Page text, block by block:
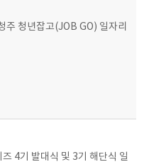
청년잡고(JOB GO) 일자리
4기 발대식 및 3기 해단식 일